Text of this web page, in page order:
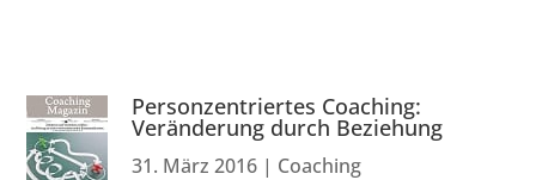
Personzentriertes Coaching:
Veränderung durch Beziehung
31. März 2016 | Coaching